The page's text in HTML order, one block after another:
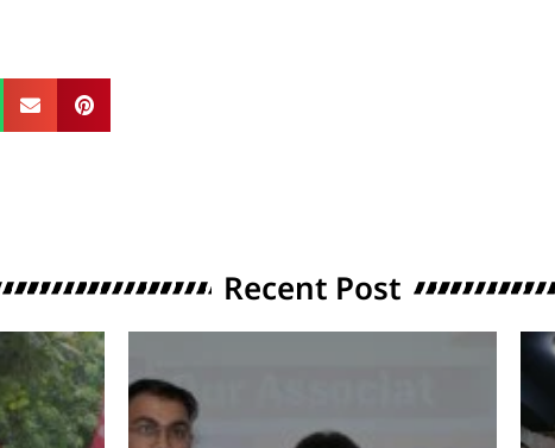
Recent Post